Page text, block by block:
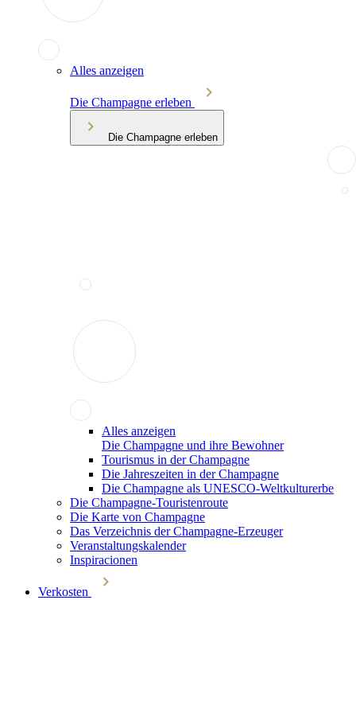
Alles anzeigen
Die Champagne erleben
Die Champagne erleben
Alles anzeigen
Die Champagne und ihre Bewohner
Tourismus in der Champagne
Die Jahreszeiten in der Champagne
Die Champagne als UNESCO-Weltkulturerbe
Die Champagne-Touristenroute
Die Karte von Champagne
Das Verzeichnis der Champagne-Erzeuger
Veranstaltungskalender
Inspiracionen
Verkosten